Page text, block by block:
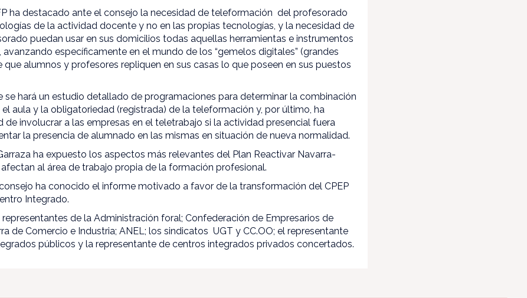
ha destacado ante el consejo la necesidad de teleformación del profesorado
de la actividad docente y no en las propias tecnologías, y la necesidad de
puedan usar en sus domicilios todas aquellas herramientas e instrumentos
específicamente en el mundo de los “gemelos digitales” (grandes
que alumnos y profesores repliquen en sus casas lo que poseen en sus puestos
se hará un estudio detallado de programaciones para determinar la combinación
aula y la obligatoriedad (registrada) de la teleformación y, por último, ha
de involucrar a las empresas en el teletrabajo si la actividad presencial fuera
la presencia de alumnado en las mismas en situación de nueva normalidad.
ha expuesto los aspectos más relevantes del Plan Reactivar Navarra-
al área de trabajo propia de la formación profesional.
ha conocido el informe motivado a favor de la transformación del CPEP
Integrado.
de la Administración foral; Confederación de Empresarios de
de Comercio e Industria; ANEL; los sindicatos UGT y CC.OO; el representante
públicos y la representante de centros integrados privados concertados.